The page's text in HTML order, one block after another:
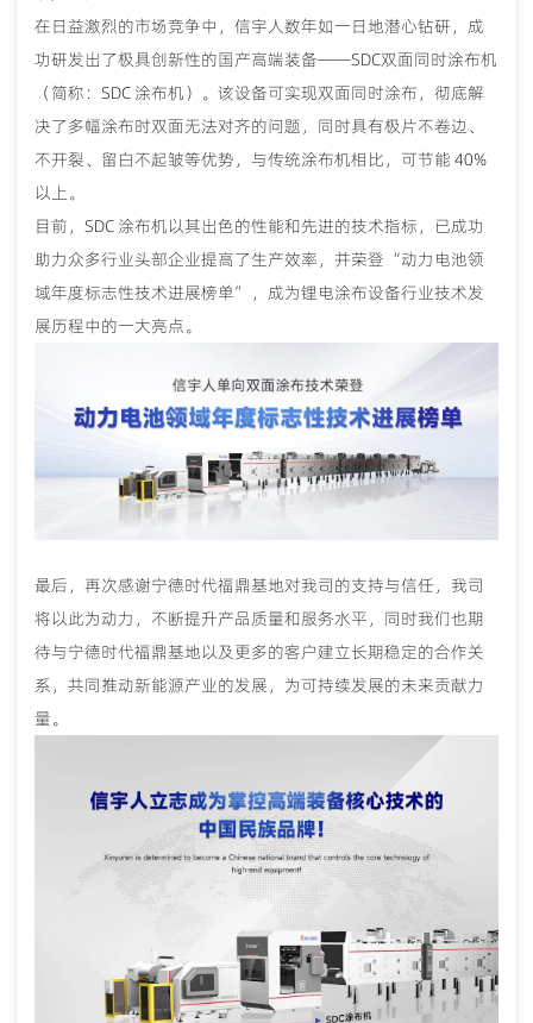
在日益激烈的市场竞争中，信宇人数年如一日地潜心钻研，成
功研发出了极具创新性的国产高端装备——SDC双面同时涂布机
（简称：SDC 涂布机）。该设备可实现双面同时涂布，彻底解
决了多幅涂布时双面无法对齐的问题，同时具有极片不卷边、
不开裂、留白不起皱等优势，与传统涂布机相比，可节能 40%
以上。
目前，SDC 涂布机以其出色的性能和先进的技术指标，已成功
助力众多行业头部企业提高了生产效率，并荣登“动力电池领
域年度标志性技术进展榜单”，成为锂电涂布设备行业技术发
展历程中的一大亮点。
最后，再次感谢宁德时代福鼎基地对我司的支持与信任，我司
将以此为动力，不断提升产品质量和服务水平，同时我们也期
待与宁德时代福鼎基地以及更多的客户建立长期稳定的合作关
系，共同推动新能源产业的发展，为可持续发展的未来贡献力
量。